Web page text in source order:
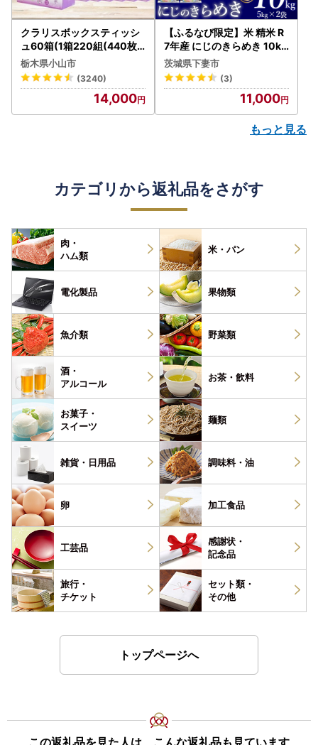
クラリスボックスティッシ
ュ60箱(1箱220組(440枚))
(5個入り×12セット)【配送
不可地域：離島・沖縄県】
【1256759】
栃木県小山市
(3240)
14,000
【ふるなび限定】米 精米 R
7年産 にじのきらめき 10kg
10月 FN-Limited-PR
茨城県下妻市
(3)
11,000
もっと見る
カテゴリから返礼品をさがす
肉・
ハム類
米・パン
電化製品 果物類
魚介類 野菜類
酒・
アルコール
お茶・ 飲料
お菓子・
スイーツ
麺類
雑貨・ 日用品 調味料・ 油
卵 加工食品
工芸品
感謝状・
記念品
旅行・
チケット
セット類・
その他
トップページへ
この返礼品を見た人は、こんな返礼品も見ています